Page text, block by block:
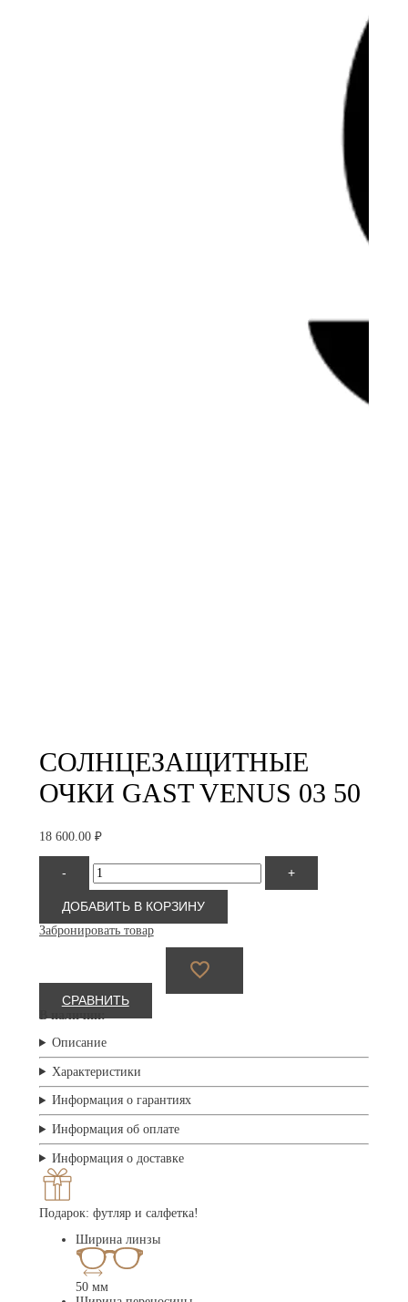
СОЛНЦЕЗАЩИТНЫЕ
ОЧКИ GAST VENUS 03 50
18 600.00 ₽
-
Количество
товара
Солнцезащитные
очки
GAST
Venus
+
ДОБАВИТЬ В КОРЗИНУ
Забронировать товар
СРАВНИТЬ
В наличии:
Описание
Характеристики
Информация о гарантиях
Информация об оплате
Информация о доставке
Подарок: футляр и салфетка!
Ширина линзы
50 мм